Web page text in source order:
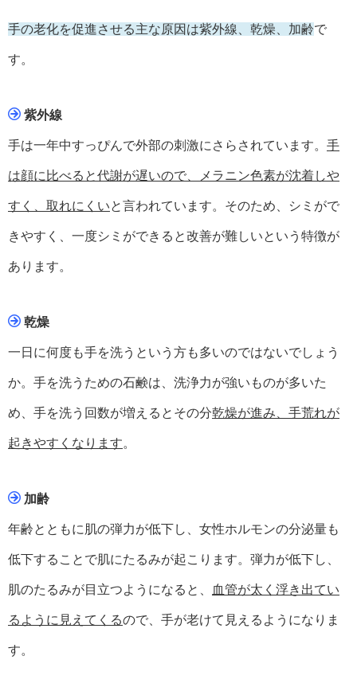
手の老化を促進させる主な原因は紫外線、乾燥、加齢で
す。
紫外線
手は一年中すっぴんで外部の刺激にさらされています。 手
は顔に比べると代謝が遅いので、メラニン色素が沈着しや
すく、取れにくいと言われています。そのため、シミがで
きやすく、一度シミができると改善が難しいという特徴が
あります。
乾燥
一日に何度も手を洗うという方も多いのではないでしょう
か。手を洗うための石鹸は、洗浄力が強いものが多いた
め、手を洗う回数が増えるとその分乾燥が進み、手荒れが
起きやすくなります。
加齢
年齢とともに肌の弾力が低下し、女性ホルモンの分泌量も
低下することで肌にたるみが起こります。弾力が低下し、
肌のたるみが目立つようになると、 血管が太く浮き出てい
るように見えてくるので、手が老けて見えるようになりま
す。